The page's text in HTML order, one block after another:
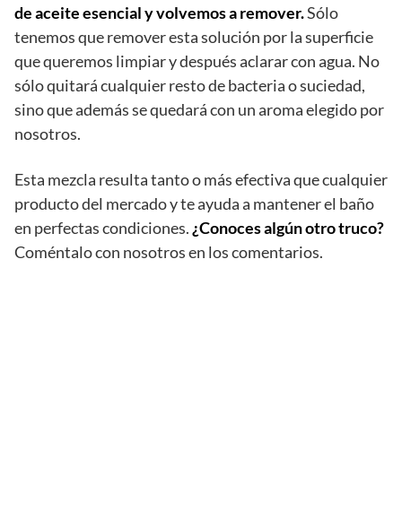
de aceite esencial y volvemos a remover.Sólo
tenemos que remover esta solución por la superficie
que queremos limpiar y después aclarar con agua. No
sólo quitará cualquier resto de bacteria o suciedad,
sino que además se quedará con un aroma elegido por
nosotros.
Esta mezcla resulta tanto o más efectiva que cualquier
producto del mercado y te ayuda a mantener el baño
en perfectas condiciones.¿Conoces algún otro truco?
Coméntalo con nosotros en los comentarios.